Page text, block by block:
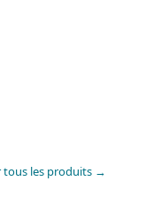
tous les produits →